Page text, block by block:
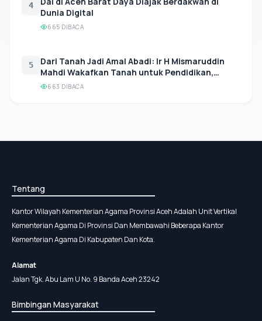
4
Dunia Digital
665 DIBACA
5
Dari Tanah Jadi Amal Abadi: Ir H Mismaruddin
Mahdi Wakafkan Tanah untuk Pendidikan,
Kemenag Abdya Ingatkan Nazhir agar Amanah
663 DIBACA
Tentang
Kantor Wilayah Kementerian Agama Provinsi Aceh Adalah Unit Vertikal
Kementerian Agama Di Provinsi Dan Membawahi Beberapa Kantor
Kementerian Agama Di Kabupaten Dan Kota.
Alamat
Jalan Tgk. Abu Lam U No. 9 Banda Aceh 23242
Bimbingan Masyarakat